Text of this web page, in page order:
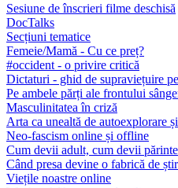
Sesiune de înscrieri filme deschisă
DocTalks
Secțiuni tematice
Femeie/Mamă - Cu ce preț?
#occident - o privire critică
Dictaturi - ghid de supraviețuire
Pe ambele părți ale frontului
Masculinitatea în criză
Arta ca unealtă de autoexplorare
Neo-fascism online și offline
Cum devii adult, cum devii părinte
Când presa devine o fabrică de
Viețile noastre online